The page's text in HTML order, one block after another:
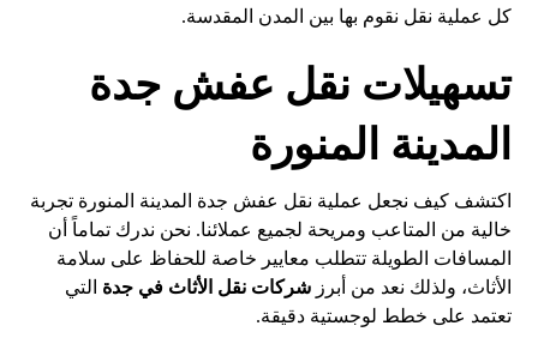
كل عملية نقل نقوم بها بين المدن المقدسة.
تسهيلات نقل عفش جدة
المدينة المنورة
اكتشف كيف نجعل عملية نقل عفش جدة المدينة المنورة تجربة
خالية من المتاعب ومريحة لجميع عملائنا. نحن ندرك تماماً أن
المسافات الطويلة تتطلب معايير خاصة للحفاظ على سلامة
الأثاث، ولذلك نعد من أبرزشركات نقل الأثاث في جدة التي
تعتمد على خطط لوجستية دقيقة.